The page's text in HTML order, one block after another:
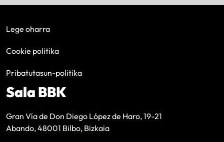
Lege oharra
Cookie politika
Pribatutasun-politika
Sala BBK
Gran Vía de Don Diego López de Haro, 19-21
Abando, 48001 Bilbo, Bizkaia